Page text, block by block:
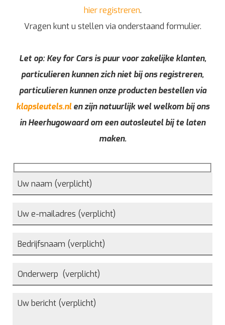
hier registreren.
Vragen kunt u stellen via onderstaand formulier.
Let op: Key for Cars is puur voor zakelijke klanten,
particulieren kunnen zich niet bij ons registreren,
particulieren kunnen onze producten bestellen via
klapsleutels.nlen zijn natuurlijk wel welkom bij ons
in Heerhugowaard om een autosleutel bij te laten
maken.